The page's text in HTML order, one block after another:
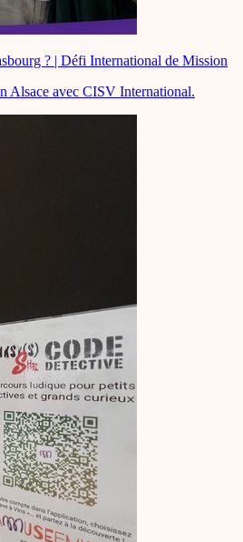
? | Défi International de Mission
Alsace avec CISV International.